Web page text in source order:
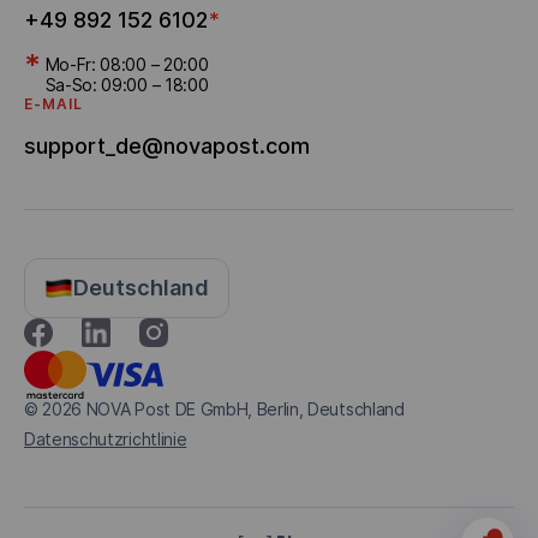
+49 892 152 6102*
* Mo-Fr: 08:00 – 20:00
Sa-So: 09:00 – 18:00
E-MAIL
support_de@novapost.com
© 2026 NOVA Post DE GmbH, Berlin, Deutschland
Datenschutzrichtlinie
Deutschland